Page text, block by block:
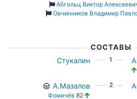
Абгольц Виктор
Овчинников Владимир
СОСТАВЫ
Стукалин
1
А.Мазалов
Фомичёв 82
2